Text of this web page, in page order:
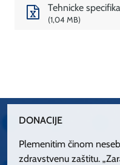
Tehnicke
1,04 MB
DONACIJE
Plemenitim činom
zdravstvenu zaštitu.